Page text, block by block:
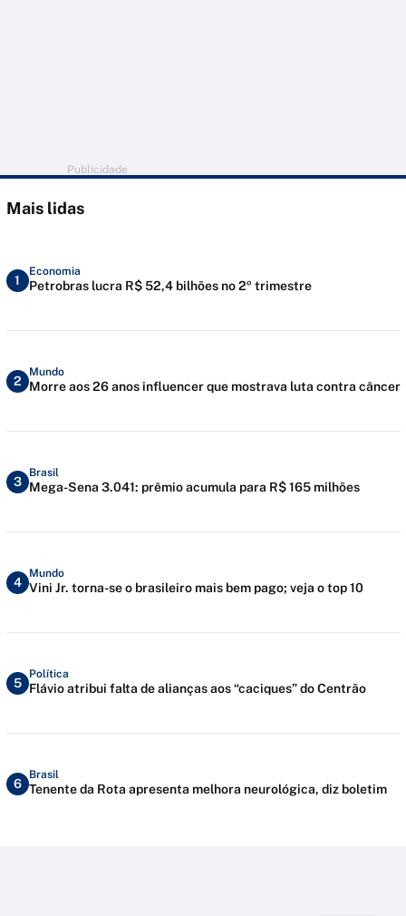
Publicidade
Mais lidas
1
Economia
Petrobras lucra R$ 52,4 bilhões no 2º trimestre
2
Mundo
Morre aos 26 anos influencer que mostrava luta contra câncer
3
Brasil
Mega-Sena 3.041: prêmio acumula para R$ 165 milhões
4
Mundo
Vini Jr. torna-se o brasileiro mais bem pago; veja o top 10
5
Política
Flávio atribui falta de alianças aos “caciques” do Centrão
6
Brasil
Tenente da Rota apresenta melhora neurológica, diz boletim